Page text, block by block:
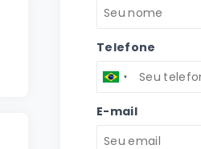
Telefone
E-mail